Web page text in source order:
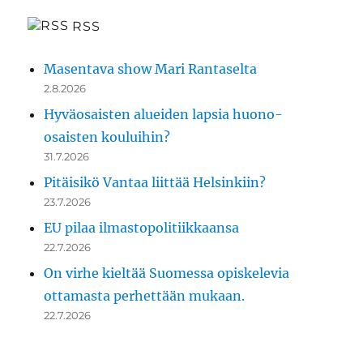
RSS
Masentava show Mari Rantaselta
2.8.2026
Hyväosaisten alueiden lapsia huono-
osaisten kouluihin?
31.7.2026
Pitäisikö Vantaa liittää Helsinkiin?
23.7.2026
EU pilaa ilmastopolitiikkaansa
22.7.2026
On virhe kieltää Suomessa opiskelevia
ottamasta perhettään mukaan.
22.7.2026